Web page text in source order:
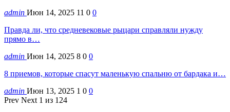
admin Июн 14, 2025 11 0 0
Правда ли, что средневековые рыцари справляли нужду
прямо в…
admin Июн 14, 2025 8 0 0
8 приемов, которые спасут маленькую спальню от бардака и…
admin Июн 13, 2025 1 0 0
Prev Next 1 из 124